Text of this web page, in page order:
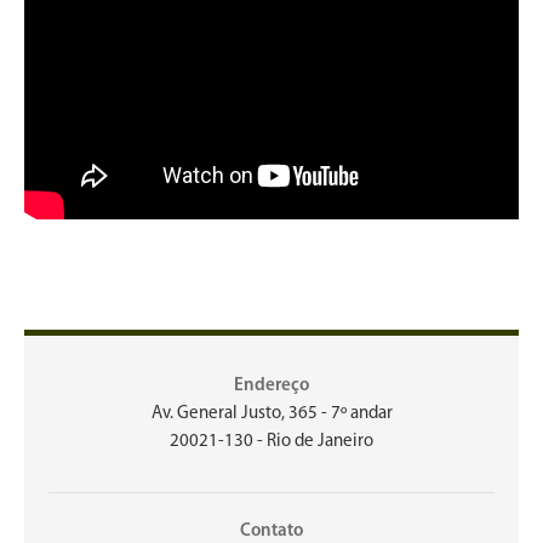
Endereço
Av. General Justo, 365 - 7º andar
20021-130 - Rio de Janeiro
Contato